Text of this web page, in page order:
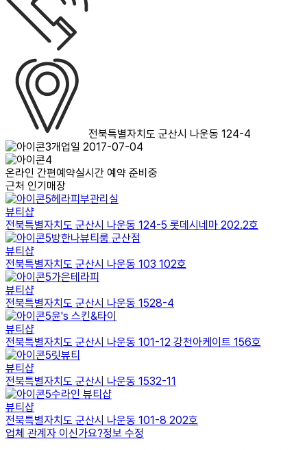
전북특별자치도 군산시 나운동 124-4
개업일 2017-07-04
온라인 간편예약실시간 예약 준비중
근처 인기매장
헤라피부관리실
뷰티샵
전북특별자치도 군산시 나운동 124-5 롯데시네마 202.2호
방한나뷰티룸 군산점
뷰티샵
전북특별자치도 군산시 나운동 103 102호
가은테라피
뷰티샵
전북특별자치도 군산시 나운동 1528-4
윤's 스킨&타이
뷰티샵
전북특별자치도 군산시 나운동 101-12 강천아케이트 156호
릿뷰티
뷰티샵
전북특별자치도 군산시 나운동 1532-11
수라인 뷰티샵
뷰티샵
전북특별자치도 군산시 나운동 101-8 202호
업체 관계자 이신가요?정보 수정